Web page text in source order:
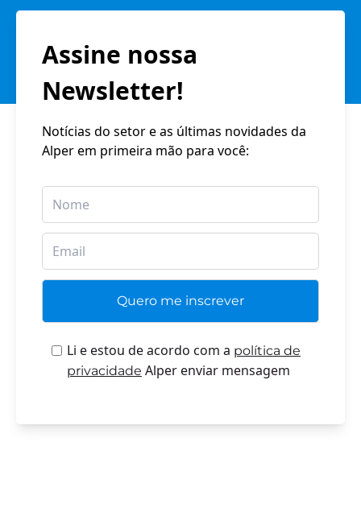
Assine nossa
Newsletter!
Notícias do setor e as últimas novidades da
Alper em primeira mão para você:
Li e estou de acordo com a política de
privacidade Alper enviar mensagem